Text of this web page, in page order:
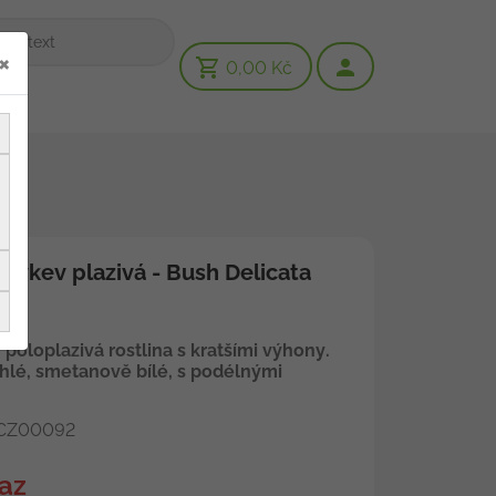
0,00 Kč
plazivá - Bush Delicata
poloplazivá rostlina s kratšími výhony.
smetanově bílé, s podélnými